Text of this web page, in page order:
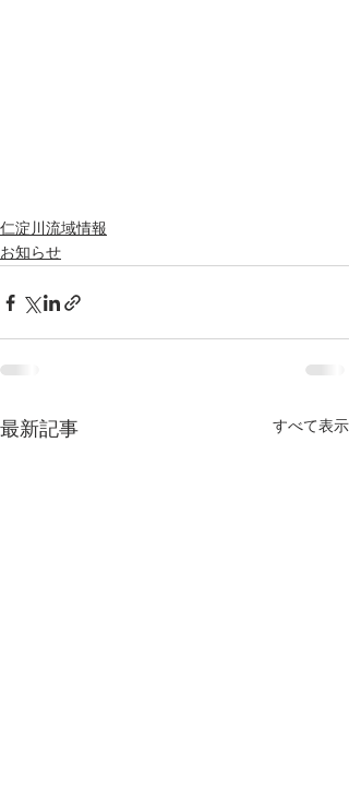
仁淀川流域情報
お知らせ
最新記事 すべて表示